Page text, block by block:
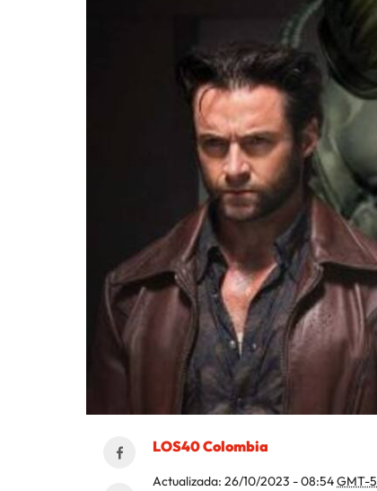
LOS40 Colombia
Actualizada: 26/10/2023 - 08:54GMT-5